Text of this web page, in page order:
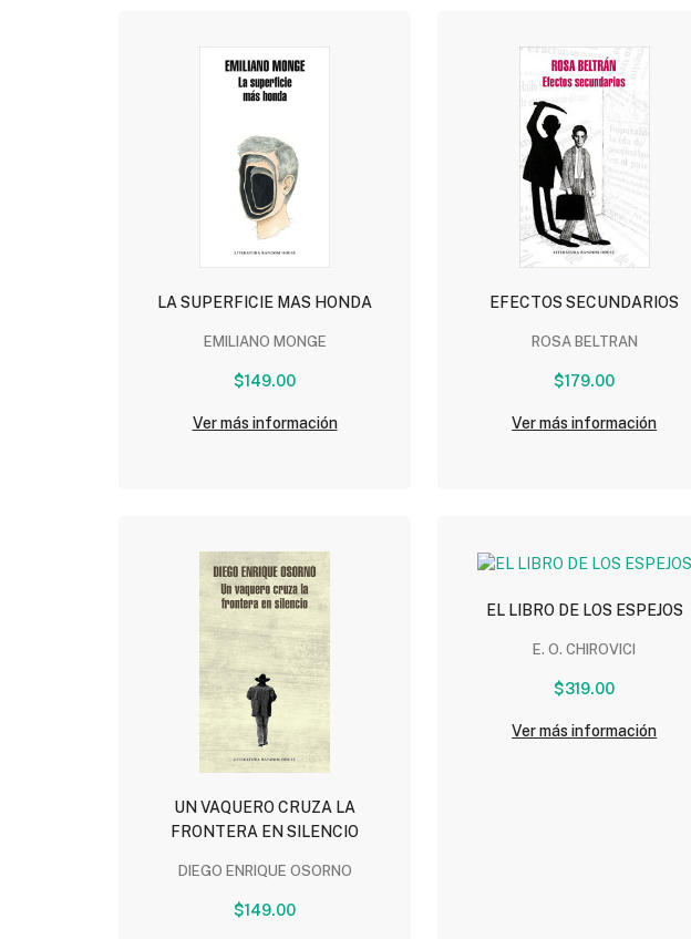
LA SUPERFICIE MAS HONDA
EMILIANO MONGE
$149.00
Ver más información
EFECTOS SECUNDARIOS
ROSA BELTRAN
$179.00
Ver más información
UN VAQUERO CRUZA LA
FRONTERA EN SILENCIO
DIEGO ENRIQUE OSORNO
$149.00
EL LIBRO DE LOS ESPEJOS
E. O. CHIROVICI
$319.00
Ver más información